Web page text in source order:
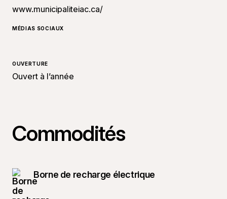
www.municipaliteiac.ca/
MÉDIAS SOCIAUX
OUVERTURE
Ouvert à l’année
Commodités
Borne de recharge électrique